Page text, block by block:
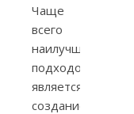
Чаще
всего
наилучшим
подходом
является
создание